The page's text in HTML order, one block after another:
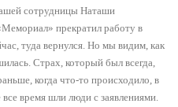
сотрудницы Наташи
прекратил работу в
туда вернулся. Но мы видим, как
Страх, который был всегда,
когда что-то происходило, в
время шли люди с заявлениями.